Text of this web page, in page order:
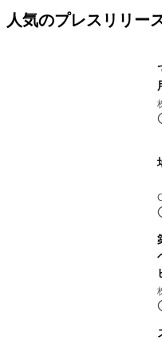
人気のプレスリリー